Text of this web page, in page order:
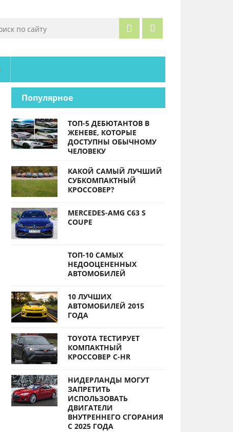
Популярное
ТОП-5 ДЕБЮТАНТОВ В
ЖЕНЕВЕ, КОТОРЫЕ
ДОСТУПНЫ ОБЫЧНОМУ
ЧЕЛОВЕКУ
КАКОЙ САМЫЙ ЛУЧШИЙ
СУБКОМПАКТНЫЙ
КРОССОВЕР?
MERCEDES-AMG C63 S
COUPE
ТОП-10 САМЫХ
НЕДООЦЕНЕННЫХ
АВТОМОБИЛЕЙ
10 ЛУЧШИХ
АВТОМОБИЛЕЙ 2015
ГОДА
TOYOTA ТЕСТИРУЕТ
КОМПАКТНЫЙ
КРОССОВЕР C-HR
НИДЕРЛАНДЫ МОГУТ
ЗАПРЕТИТЬ
ИСПОЛЬЗОВАТЬ
ДВИГАТЕЛИ
ВНУТРЕННЕГО СГОРАНИЯ
С 2025 ГОДА